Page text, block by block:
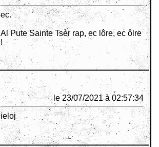
ec.
Al Pute Sainte Tsèr rap, ec lôre, ec ôlre
!
le 23/07/2021 à 02:57:34
ieloj